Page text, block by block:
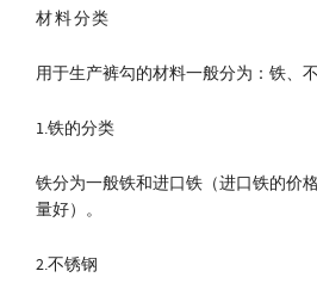
材料分类
用于生产裤勾的材料一般分为：铁、
1.铁的分类
铁分为一般铁和进口铁（进口铁的价
量好）。
2.不锈钢